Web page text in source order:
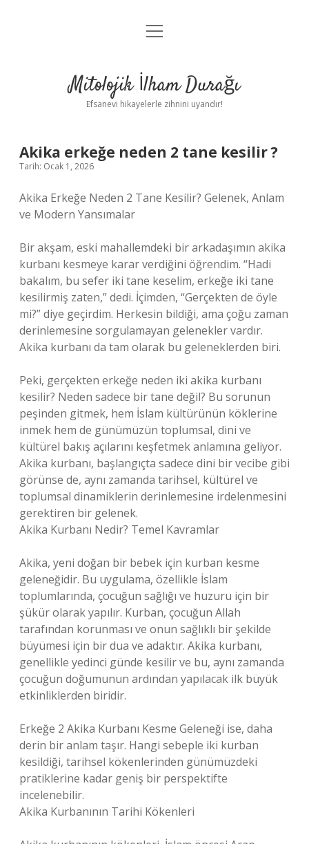
Anasayfa
Yasal Uyarı
menüyü
Mitolojik İlham Durağı
Efsanevi hikayelerle zihnini uyandır!
Akika erkeğe neden 2 tane kesilir ?
Tarih: Ocak 1, 2026
Akika Erkeğe Neden 2 Tane Kesilir? Gelenek, Anlam
ve Modern Yansımalar
Bir akşam, eski mahallemdeki bir arkadaşımın akika
kurbanı kesmeye karar verdiğini öğrendim. “Hadi
bakalım, bu sefer iki tane keselim, erkeğe iki tane
kesilirmiş zaten,” dedi. İçimden, “Gerçekten de öyle
mi?” diye geçirdim. Herkesin bildiği, ama çoğu zaman
derinlemesine sorgulamayan gelenekler vardır.
Akika kurbanı da tam olarak bu geleneklerden biri.
Peki, gerçekten erkeğe neden iki akika kurbanı
kesilir? Neden sadece bir tane değil? Bu sorunun
peşinden gitmek, hem İslam kültürünün köklerine
inmek hem de günümüzün toplumsal, dini ve
kültürel bakış açılarını keşfetmek anlamına geliyor.
Akika kurbanı, başlangıçta sadece dini bir vecibe gibi
görünse de, aynı zamanda tarihsel, kültürel ve
toplumsal dinamiklerin derinlemesine irdelenmesini
gerektiren bir gelenek.
Akika Kurbanı Nedir? Temel Kavramlar
Akika, yeni doğan bir bebek için kurban kesme
geleneğidir. Bu uygulama, özellikle İslam
toplumlarında, çocuğun sağlığı ve huzuru için bir
şükür olarak yapılır. Kurban, çocuğun Allah
tarafından korunması ve onun sağlıklı bir şekilde
büyümesi için bir dua ve adaktır. Akika kurbanı,
genellikle yedinci günde kesilir ve bu, aynı zamanda
çocuğun doğumunun ardından yapılacak ilk büyük
etkinliklerden biridir.
Erkeğe 2 Akika Kurbanı Kesme Geleneği ise, daha
derin bir anlam taşır. Hangi sebeple iki kurban
kesildiği, tarihsel kökenlerinden günümüzdeki
pratiklerine kadar geniş bir perspektifte
incelenebilir.
Akika Kurbanının Tarihi Kökenleri